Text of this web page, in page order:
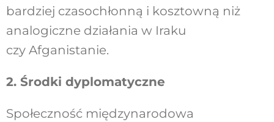
bardziej czasochłonną i kosztowną niż
analogiczne działania w Iraku
czy Afganistanie.
2. Środki dyplomatyczne
Społeczność międzynarodowa